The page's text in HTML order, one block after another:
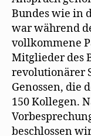
Bundes wie in
war während
vollkommene
Mitglieder des
revolutionärer
Genossen, die
150 Kollegen.
beschlossen